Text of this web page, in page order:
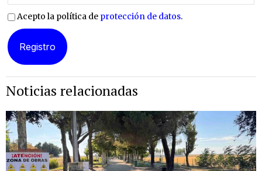
Acepto la política de protección de datos.
Noticias relacionadas